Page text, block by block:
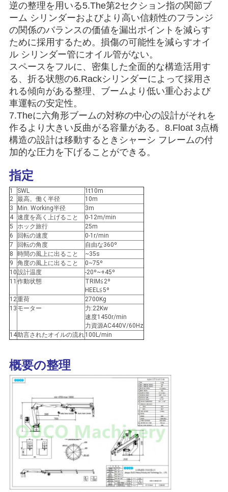
CONTACT
US
地
図
プ
ラ
イ
バ
シ
ー
ポ
リ
シ
ー
逆の整理を用いる5.The第2セクション指の関節ブ
ーム シリンダーおよびより高い信頼性のフランジ
の関係のバランスの価値を漏出ポイントを減らす
ために採用するため。損傷の可能性を減らすオイ
ル シリンダー管にオイル管がない。
スペースをフルに、密集した全面的な構造活用す
る、折る状態の6.Rackシリンダーによって採用さ
れる傾向がある整理、ブームより低い重心および
車運転の安定性。
7.Theに六角形ブームの対称の中心の設計がそれを
作るより大きい反曲がる容量がある。8.Float 3点橋
構造の設計は移動するときシャーシ フレームの付
加的な圧力を下げることができる。
指定
1 SWL
1t10m
2 最高。働く半径
10m
3
Min. Working半径
3m
4 速度を高く上げること
0-12m/min
5
ホック旅行
25m
6
回転の速度
0-1r/min
7
回転の角度
自由な360º
8
時間の風上に出ること
~35s
9
角度の風上に出ること
0~75º
10設計温度
-20º~+45º
11 作動状態
TRIM≦2º
HEEL≦5º
12重荷
2700Kg
13 モーター
力:22Kw
速度1450r/min
力資源AC440V/60Hz
14助言されたオイルの流れ100L/min
概要の整理